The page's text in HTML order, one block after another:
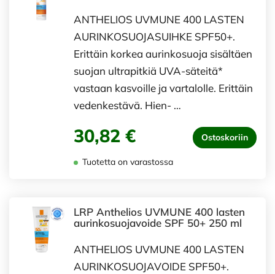
ANTHELIOS UVMUNE 400 LASTEN
AURINKOSUOJASUIHKE SPF50+.
Erittäin korkea aurinkosuoja sisältäen
suojan ultrapitkiä UVA-säteitä*
vastaan kasvoille ja vartalolle. Erittäin
vedenkestävä. Hien- …
30,82 € Ostoskoriin
Tuotetta on varastossa
LRP Anthelios UVMUNE 400 lasten
aurinkosuojavoide SPF 50+ 250 ml
ANTHELIOS UVMUNE 400 LASTEN
AURINKOSUOJAVOIDE SPF50+.